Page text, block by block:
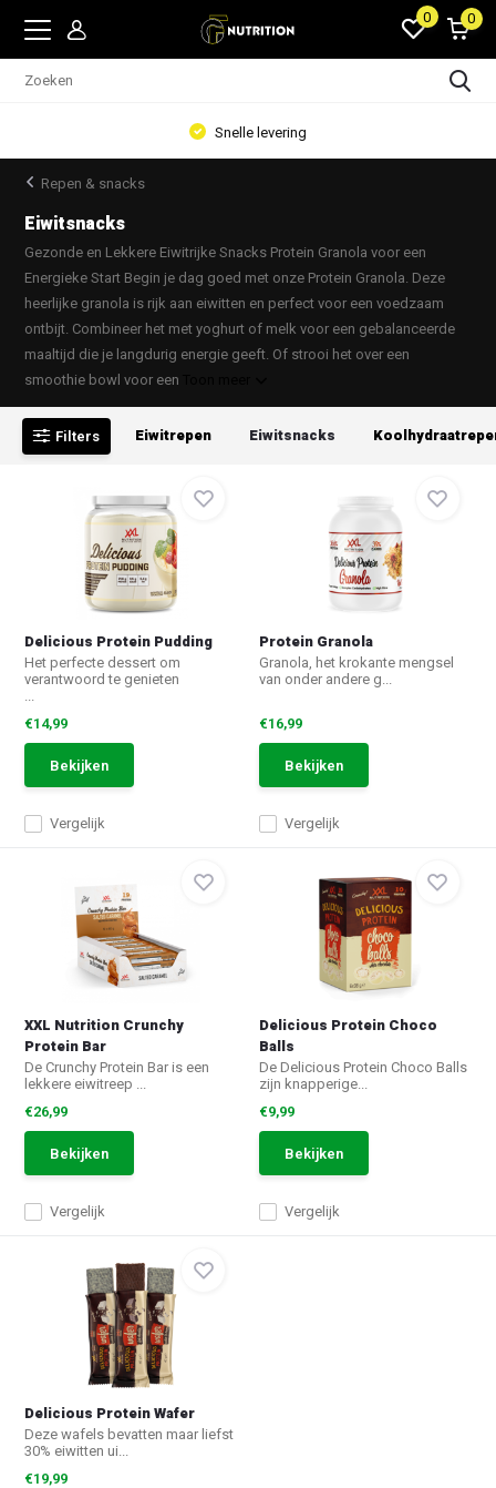
0 0
Snelle levering
Repen & snacks
Eiwitsnacks
Gezonde en Lekkere Eiwitrijke Snacks Protein Granola voor een
Energieke Start Begin je dag goed met onze Protein Granola. Deze
heerlijke granola is rijk aan eiwitten en perfect voor een voedzaam
ontbijt. Combineer het met yoghurt of melk voor een gebalanceerde
maaltijd die je langdurig energie geeft. Of strooi het over een
smoothie bowl voor een
Filters Eiwitrepen Eiwitsnacks
Delicious Protein Pudding
Het perfecte dessert om
verantwoord te genieten
...
Vergelijk
€14,99
Bekijken
Protein Granola
Granola, het krokante mengsel
van onder andere g...
Vergelijk
€16,99
Bekijken
XXL Nutrition Crunchy
Protein Bar
De Crunchy Protein Bar is een
lekkere eiwitreep ...
Vergelijk
€26,99
Bekijken
Delicious Protein Choco
Balls
De Delicious Protein Choco Balls
zijn knapperige...
Vergelijk
€9,99
Bekijken
Delicious Protein Wafer
Deze wafels bevatten maar liefst
30% eiwitten ui...
€19,99